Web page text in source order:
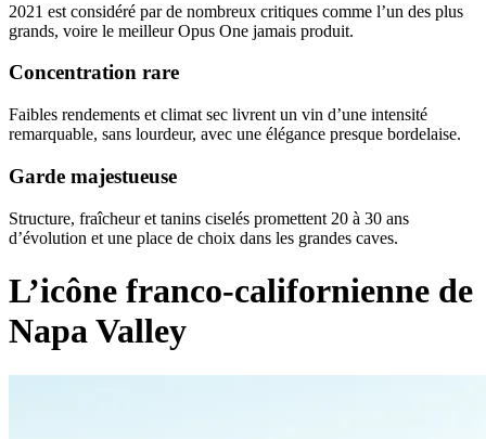
2021 est considéré par de nombreux critiques comme l’un des plus
grands, voire le meilleur Opus One jamais produit.
Concentration rare
Faibles rendements et climat sec livrent un vin d’une intensité
remarquable, sans lourdeur, avec une élégance presque bordelaise.
Garde majestueuse
Structure, fraîcheur et tanins ciselés promettent 20 à 30 ans
d’évolution et une place de choix dans les grandes caves.
L’icône franco-californienne de
Napa Valley